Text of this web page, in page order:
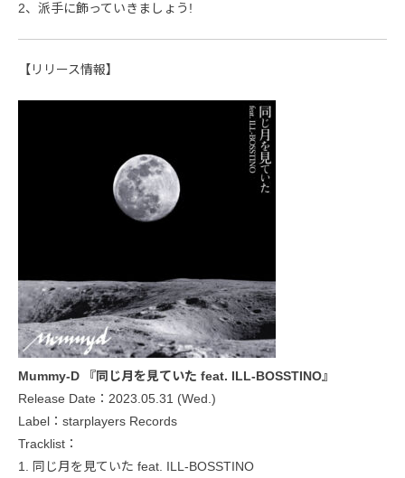
2、派手に飾っていきましょう!
【リリース情報】
Mummy-D 『同じ月を見ていた feat. ILL-BOSSTINO』
Release Date：2023.05.31 (Wed.)
Label：starplayers Records
Tracklist：
1. 同じ月を見ていた feat. ILL-BOSSTINO